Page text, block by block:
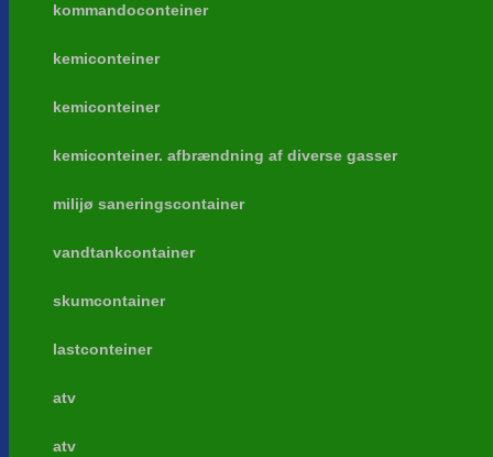
kommandoconteiner
kemiconteiner
kemiconteiner
kemiconteiner. afbrændning af diverse gasser
milijø saneringscontainer
vandtankcontainer
skumcontainer
lastconteiner
atv
atv